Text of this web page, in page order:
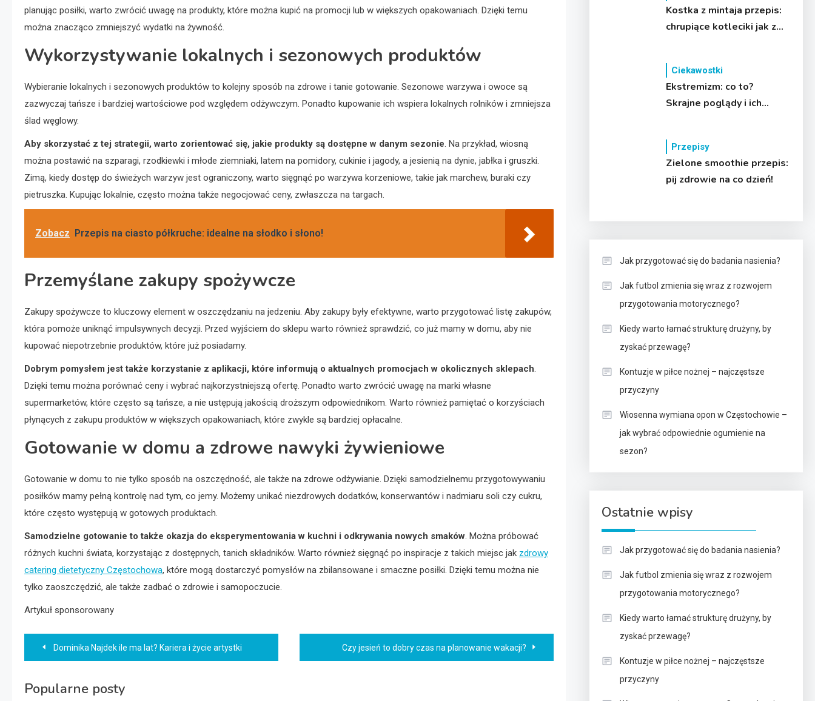
planując posiłki, warto zwrócić uwagę na produkty, które można kupić na promocji lub w większych opakowaniach. Dzięki temu
można znacząco zmniejszyć wydatki na żywność.
Wykorzystywanie lokalnych i sezonowych produktów
Wybieranie lokalnych i sezonowych produktów to kolejny sposób na zdrowe i tanie gotowanie. Sezonowe warzywa i owoce są
zazwyczaj tańsze i bardziej wartościowe pod względem odżywczym. Ponadto kupowanie ich wspiera lokalnych rolników i zmniejsza
ślad węglowy.
Aby skorzystać z tej strategii, warto zorientować się, jakie produkty są dostępne w danym sezonie. Na przykład, wiosną
można postawić na szparagi, rzodkiewki i młode ziemniaki, latem na pomidory, cukinie i jagody, a jesienią na dynie, jabłka i gruszki.
Zimą, kiedy dostęp do świeżych warzyw jest ograniczony, warto sięgnąć po warzywa korzeniowe, takie jak marchew, buraki czy
pietruszka. Kupując lokalnie, często można także negocjować ceny, zwłaszcza na targach.
Zobacz Przepis na ciasto półkruche: idealne na słodko i słono!
Przemyślane zakupy spożywcze
Zakupy spożywcze to kluczowy element w oszczędzaniu na jedzeniu. Aby zakupy były efektywne, warto przygotować listę zakupów,
która pomoże uniknąć impulsywnych decyzji. Przed wyjściem do sklepu warto również sprawdzić, co już mamy w domu, aby nie
kupować niepotrzebnie produktów, które już posiadamy.
Dobrym pomysłem jest także korzystanie z aplikacji, które informują o aktualnych promocjach w okolicznych sklepach.
Dzięki temu można porównać ceny i wybrać najkorzystniejszą ofertę. Ponadto warto zwrócić uwagę na marki własne
supermarketów, które często są tańsze, a nie ustępują jakością droższym odpowiednikom. Warto również pamiętać o korzyściach
płynących z zakupu produktów w większych opakowaniach, które zwykle są bardziej opłacalne.
Gotowanie w domu a zdrowe nawyki żywieniowe
Gotowanie w domu to nie tylko sposób na oszczędność, ale także na zdrowe odżywianie. Dzięki samodzielnemu przygotowywaniu
posiłków mamy pełną kontrolę nad tym, co jemy. Możemy unikać niezdrowych dodatków, konserwantów i nadmiaru soli czy cukru,
które często występują w gotowych produktach.
Samodzielne gotowanie to także okazja do eksperymentowania w kuchni i odkrywania nowych smaków. Można próbować
różnych kuchni świata, korzystając z dostępnych, tanich składników. Warto również sięgnąć po inspiracje z takich miejsc jak zdrowy
catering dietetyczny Częstochowa, które mogą dostarczyć pomysłów na zbilansowane i smaczne posiłki. Dzięki temu można nie
tylko zaoszczędzić, ale także zadbać o zdrowie i samopoczucie.
Artykuł sponsorowany
Nawigacja
Dominika Najdek ile ma lat? Kariera i życie artystki Czy jesień to dobry czas na planowanie wakacji?
Popularne posty
Kostka z mintaja przepis:
chrupiące kotleciki jak z
Ciekawostki
Ekstremizm: co to?
Skrajne poglądy i ich
Przepisy
Zielone smoothie przepis:
pij zdrowie na co dzień!
Jak przygotować się do badania nasienia?
Jak futbol zmienia się wraz z rozwojem
przygotowania motorycznego?
Kiedy warto łamać strukturę drużyny, by
zyskać przewagę?
Kontuzje w piłce nożnej – najczęstsze
przyczyny
Wiosenna wymiana opon w Częstochowie –
jak wybrać odpowiednie ogumienie na
sezon?
Ostatnie wpisy
Jak przygotować się do badania nasienia?
Jak futbol zmienia się wraz z rozwojem
przygotowania motorycznego?
Kiedy warto łamać strukturę drużyny, by
zyskać przewagę?
Kontuzje w piłce nożnej – najczęstsze
przyczyny